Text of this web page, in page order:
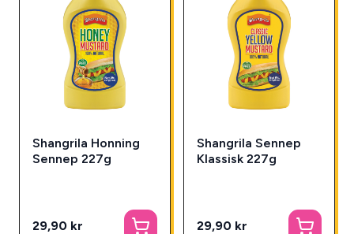
Shangrila Honning
Sennep 227g
29,90 kr
Shangrila Sennep
Klassisk 227g
29,90 kr